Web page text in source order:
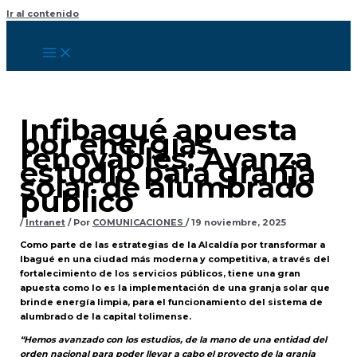
Ir al contenido
Infibagué apuesta
por energías
renovables: Avanza
estudio para granja
solar de alumbrado
público
/ Intranet/ Por COMUNICACIONES /19 noviembre, 2025
Como parte de las estrategias de la Alcaldía por transformar a
Ibagué en una ciudad más moderna y competitiva, a través del
fortalecimiento de los servicios públicos, tiene una gran
apuesta como lo es la implementación de una granja solar que
brinde energía limpia, para el funcionamiento del sistema de
alumbrado de la capital tolimense.
“Hemos avanzado con los estudios, de la mano de una entidad del
orden nacional para poder llevar a cabo el proyecto de la granja